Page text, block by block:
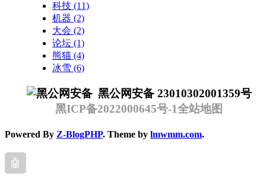
科技 (11)
机器 (2)
大会 (2)
论坛 (1)
熊猫 (4)
冰雪 (6)
黑公网安备 23010302001359号
黑ICP备2022000645号-1全站地图
Powered By Z-BlogPHP. Theme by lmwmm.com.
🤖